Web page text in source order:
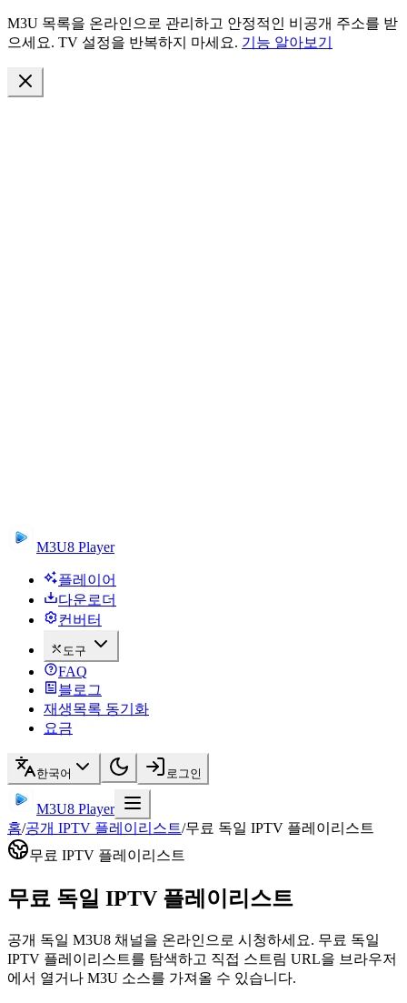
M3U 목록을 온라인으로 관리하고 안정적인 비공개 주소를 받
으세요. TV 설정을 반복하지 마세요. 기능 알아보기
M3U8 Player
플레이어
다운로더
컨버터
도구
FAQ
블로그
재생목록 동기화
요금
한국어 로그인
M3U8 Player
홈/공개 IPTV 플레이리스트/무료 독일 IPTV 플레이리스트
무료 IPTV 플레이리스트
무료 독일 IPTV 플레이리스트
공개 독일 M3U8 채널을 온라인으로 시청하세요. 무료 독일
IPTV 플레이리스트를 탐색하고 직접 스트림 URL을 브라우저
에서 열거나 M3U 소스를 가져올 수 있습니다.